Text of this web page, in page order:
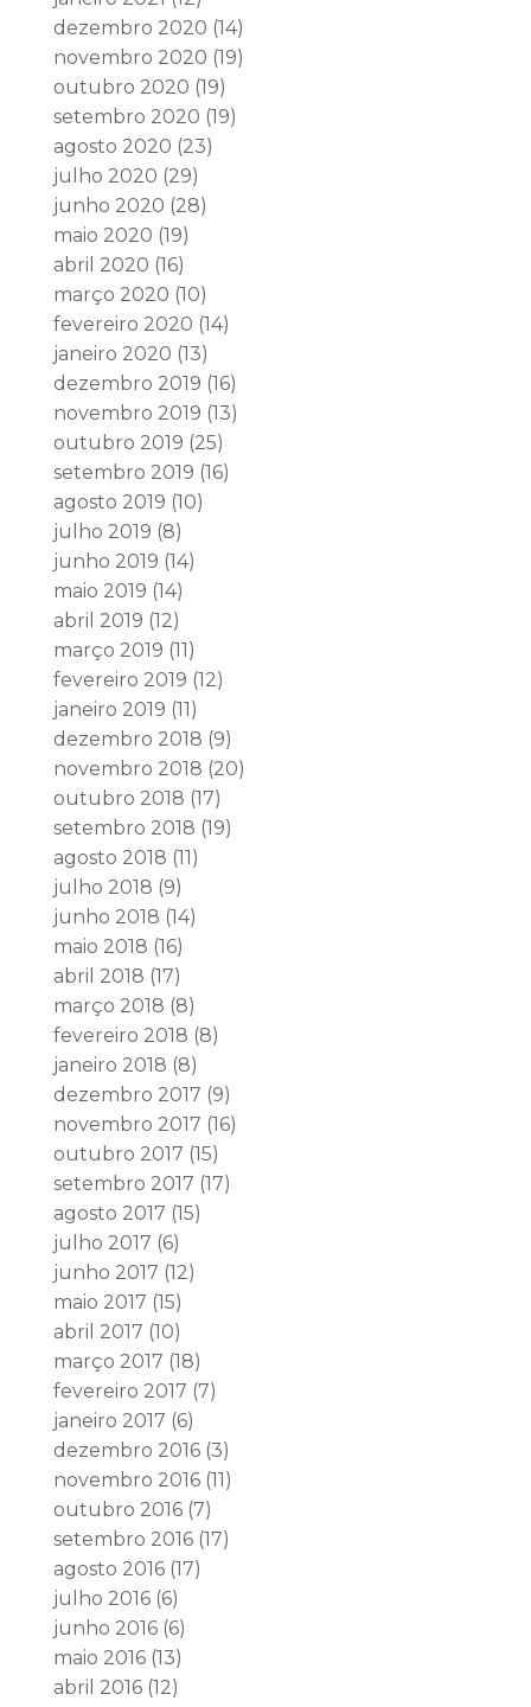
dezembro 2020 (14)
novembro 2020 (19)
outubro 2020 (19)
setembro 2020 (19)
agosto 2020 (23)
julho 2020 (29)
junho 2020 (28)
maio 2020 (19)
abril 2020 (16)
março 2020 (10)
fevereiro 2020 (14)
janeiro 2020 (13)
dezembro 2019 (16)
novembro 2019 (13)
outubro 2019 (25)
setembro 2019 (16)
agosto 2019 (10)
julho 2019 (8)
junho 2019 (14)
maio 2019 (14)
abril 2019 (12)
março 2019 (11)
fevereiro 2019 (12)
janeiro 2019 (11)
dezembro 2018 (9)
novembro 2018 (20)
outubro 2018 (17)
setembro 2018 (19)
agosto 2018 (11)
julho 2018 (9)
junho 2018 (14)
maio 2018 (16)
abril 2018 (17)
março 2018 (8)
fevereiro 2018 (8)
janeiro 2018 (8)
dezembro 2017 (9)
novembro 2017 (16)
outubro 2017 (15)
setembro 2017 (17)
agosto 2017 (15)
julho 2017 (6)
junho 2017 (12)
maio 2017 (15)
abril 2017 (10)
março 2017 (18)
fevereiro 2017 (7)
janeiro 2017 (6)
dezembro 2016(3)
novembro 2016(11)
outubro 2016(7)
setembro 2016(17)
agosto 2016(17)
julho 2016(6)
junho 2016(6)
maio 2016(13)
abril 2016(12)